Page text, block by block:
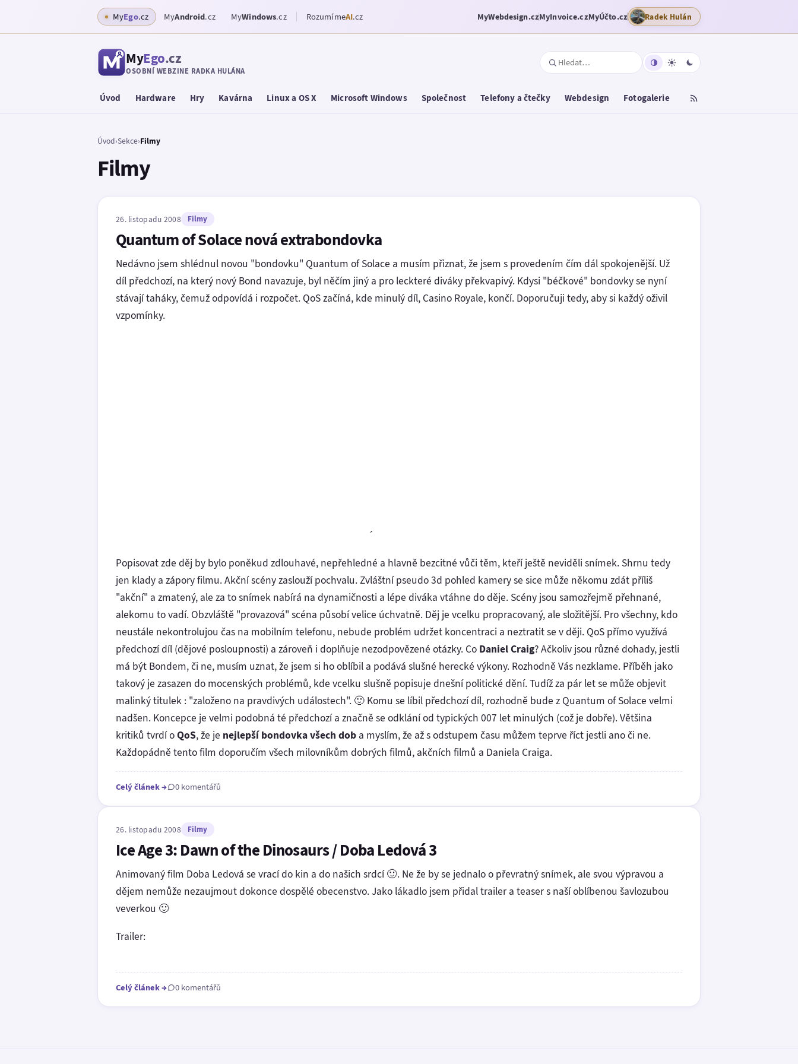
MyEgo.cz MyAndroid.cz MyWindows.cz RozumímeAI.cz MyWebdesign.czMyInvoice.czMyÚčto.cz Radek Hulán
MyEgo.cz
OSOBNÍ WEBZINE RADKA HULÁNA
Úvod Hardware Hry Kavárna Linux a OS X Microsoft Windows Společnost Telefony a čtečky Webdesign Fotogalerie
Úvod›Sekce›Filmy
Filmy
26. listopadu 2008 Filmy
Quantum of Solace nová extrabondovka
Nedávno jsem shlédnul novou "bondovku" Quantum of Solace a musím přiznat, že jsem s provedením čím dál spokojenější. Už
díl předchozí, na který nový Bond navazuje, byl něčím jiný a pro leckteré diváky překvapivý. Kdysi "béčkové" bondovky se nyní
stávají taháky, čemuž odpovídá i rozpočet. QoS začíná, kde minulý díl, Casino Royale, končí. Doporučuji tedy, aby si každý oživil
vzpomínky.
´
Popisovat zde děj by bylo poněkud zdlouhavé, nepřehledné a hlavně bezcitné vůči těm, kteří ještě neviděli snímek. Shrnu tedy
jen klady a zápory filmu. Akční scény zaslouží pochvalu. Zvláštní pseudo 3d pohled kamery se sice může někomu zdát příliš
"akční" a zmatený, ale za to snímek nabírá na dynamičnosti a lépe diváka vtáhne do děje. Scény jsou samozřejmě přehnané,
alekomu to vadí. Obzvláště "provazová" scéna působí velice úchvatně. Děj je vcelku propracovaný, ale složitější. Pro všechny, kdo
neustále nekontrolujou čas na mobilním telefonu, nebude problém udržet koncentraci a neztratit se v ději. QoS přímo využívá
předchozí díl (dějové posloupnosti) a zároveň i doplňuje nezodpovězené otázky. Co Daniel Craig? Ačkoliv jsou různé dohady, jestli
má být Bondem, či ne, musím uznat, že jsem si ho oblíbil a podává slušné herecké výkony. Rozhodně Vás nezklame. Příběh jako
takový je zasazen do mocenských problémů, kde vcelku slušně popisuje dnešní politické dění. Tudíž za pár let se může objevit
malinký titulek : "založeno na pravdivých událostech". 🙂 Komu se líbil předchozí díl, rozhodně bude z Quantum of Solace velmi
nadšen. Koncepce je velmi podobná té předchozí a značně se odklání od typických 007 let minulých (což je dobře). Většina
kritiků tvrdí oQoS, že je nejlepší bondovka všech dob a myslím, že až s odstupem času můžem teprve říct jestli ano či ne.
Každopádně tento film doporučím všech milovníkům dobrých filmů, akčních filmů a Daniela Craiga.
Celý článek→ 0 komentářů
26. listopadu 2008 Filmy
Ice Age 3: Dawn of the Dinosaurs / Doba Ledová 3
Animovaný film Doba Ledová se vrací do kin a do našich srdcí 🙂. Ne že by se jednalo o převratný snímek, ale svou výpravou a
dějem nemůže nezaujmout dokonce dospělé obecenstvo. Jako lákadlo jsem přidal trailer a teaser s naší oblíbenou šavlozubou
veverkou 🙂
Trailer:
Celý článek→ 0 komentářů